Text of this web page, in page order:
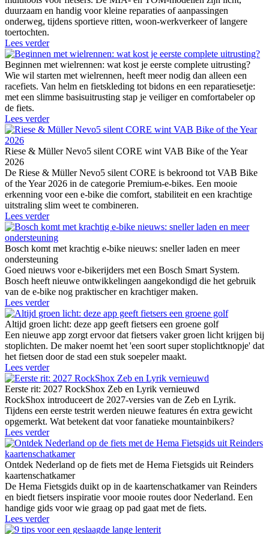
duurzaam en handig voor kleine reparaties of aanpassingen
onderweg, tijdens sportieve ritten, woon-werkverkeer of langere
toertochten.
Lees verder
Beginnen met wielrennen: wat kost je eerste complete uitrusting?
Wie wil starten met wielrennen, heeft meer nodig dan alleen een
racefiets. Van helm en fietskleding tot bidons en een reparatiesetje:
met een slimme basisuitrusting stap je veiliger en comfortabeler op
de fiets.
Lees verder
Riese & Müller Nevo5 silent CORE wint VAB Bike of the Year
2026
De Riese & Müller Nevo5 silent CORE is bekroond tot VAB Bike
of the Year 2026 in de categorie Premium-e-bikes. Een mooie
erkenning voor een e-bike die comfort, stabiliteit en een krachtige
uitstraling slim weet te combineren.
Lees verder
Bosch komt met krachtig e-bike nieuws: sneller laden en meer
ondersteuning
Goed nieuws voor e-bikerijders met een Bosch Smart System.
Bosch heeft nieuwe ontwikkelingen aangekondigd die het gebruik
van de e-bike nog praktischer en krachtiger maken.
Lees verder
Altijd groen licht: deze app geeft fietsers een groene golf
Een nieuwe app zorgt ervoor dat fietsers vaker groen licht krijgen bij
stoplichten. De maker noemt het 'een soort super stoplichtknopje' dat
het fietsen door de stad een stuk soepeler maakt.
Lees verder
Eerste rit: 2027 RockShox Zeb en Lyrik vernieuwd
RockShox introduceert de 2027-versies van de Zeb en Lyrik.
Tijdens een eerste testrit werden nieuwe features én extra gewicht
opgemerkt. Wat betekent dat voor fanatieke mountainbikers?
Lees verder
Ontdek Nederland op de fiets met de Hema Fietsgids uit Reinders
kaartenschatkamer
De Hema Fietsgids duikt op in de kaartenschatkamer van Reinders
en biedt fietsers inspiratie voor mooie routes door Nederland. Een
handige gids voor wie graag op pad gaat met de fiets.
Lees verder